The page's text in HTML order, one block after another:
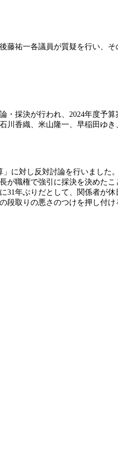
祐一各議員が質疑を行い、そ
採決が行われ、2024年度予
香織、米山隆一、早稲田ゆ
に対し反対討論を行いました。
職権で強引に採決を決めた
年ぶりだとして、関係者が
取りの悪さのつけを押し付